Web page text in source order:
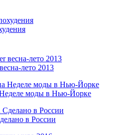
лето 2013
моды в Нью-Йорке
в России